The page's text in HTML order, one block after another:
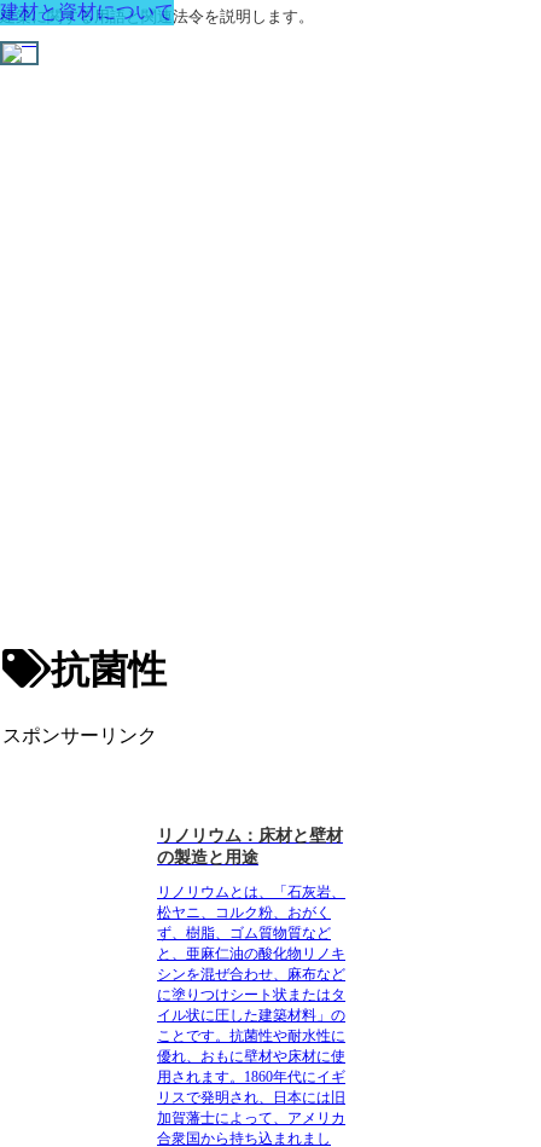
建築に関する用語と関連法令を説明します。
抗菌性
スポンサーリンク
建材と資材について
リノリウム：床材と壁材
の製造と用途
リノリウムとは、「石灰岩、
松ヤニ、コルク粉、おがく
ず、樹脂、ゴム質物質など
と、亜麻仁油の酸化物リノキ
シンを混ぜ合わせ、麻布など
に塗りつけシート状またはタ
イル状に圧した建築材料」 の
ことです。抗菌性や耐水性に
優れ、おもに壁材や床材に使
用されます。1860年代にイギ
リスで発明され、日本には旧
加賀藩士によって、アメリカ
合衆国から持ち込まれまし